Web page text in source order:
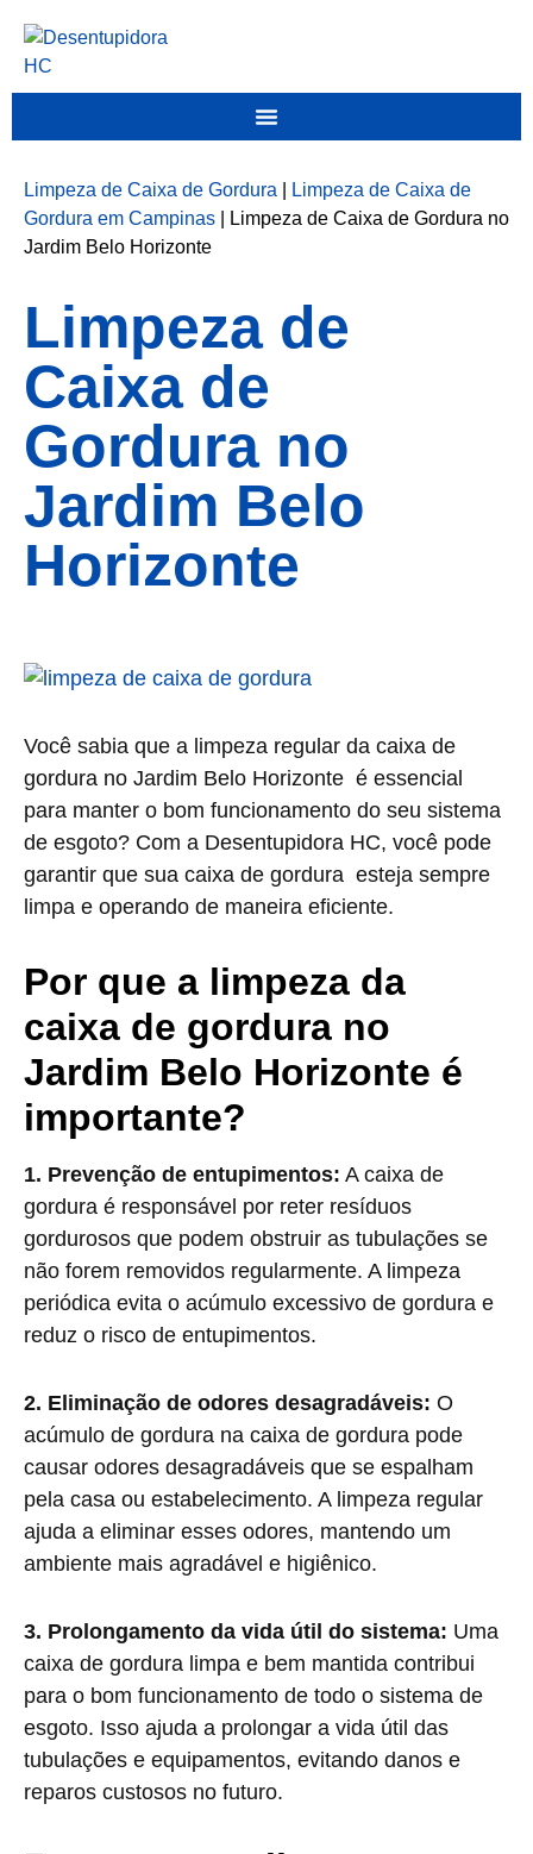
Limpeza de Caixa de Gordura
Limpeza de Caixa de
Gordura em Campinas
Limpeza de Caixa de Gordura no
Jardim Belo Horizonte
Limpeza de
Caixa de
Gordura no
Jardim Belo
Horizonte
Você sabia que a limpeza regular da caixa de
gordura no Jardim Belo Horizonte é essencial
para manter o bom funcionamento do seu sistema
de esgoto? Com a Desentupidora HC, você pode
garantir que sua caixa de gordura esteja sempre
limpa e operando de maneira eficiente.
Por que a limpeza da
caixa de gordura no
Jardim Belo Horizonte é
importante?
1. Prevenção de entupimentos: A caixa de
gordura é responsável por reter resíduos
gordurosos que podem obstruir as tubulações se
não forem removidos regularmente. A limpeza
periódica evita o acúmulo excessivo de gordura e
reduz o risco de entupimentos.
2. Eliminação de odores desagradáveis: O
acúmulo de gordura na caixa de gordura pode
causar odores desagradáveis que se espalham
pela casa ou estabelecimento. A limpeza regular
ajuda a eliminar esses odores, mantendo um
ambiente mais agradável e higiênico.
3. Prolongamento da vida útil do sistema: Uma
caixa de gordura limpa e bem mantida contribui
para o bom funcionamento de todo o sistema de
esgoto. Isso ajuda a prolongar a vida útil das
tubulações e equipamentos, evitando danos e
reparos custosos no futuro.